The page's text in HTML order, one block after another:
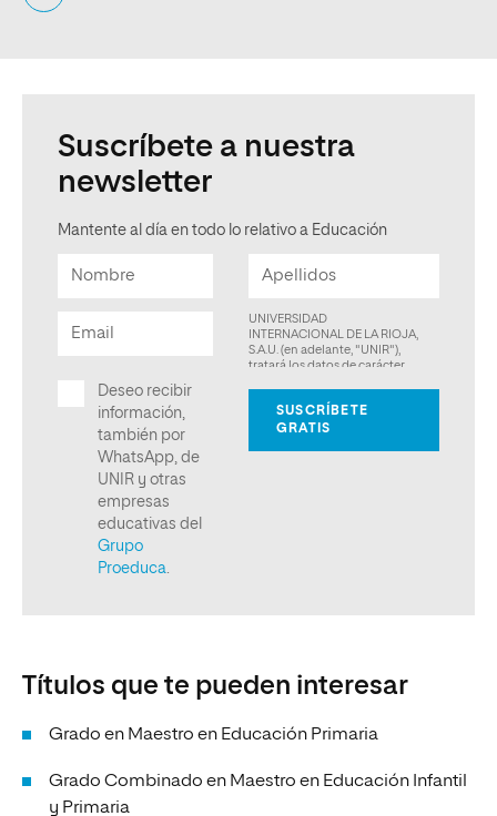
Suscríbete a nuestra
newsletter
Mantente al día en todo lo relativo a Educación
Títulos que te pueden interesar
Grado en Maestro en Educación Primaria
Grado Combinado en Maestro en Educación Infantil
y Primaria